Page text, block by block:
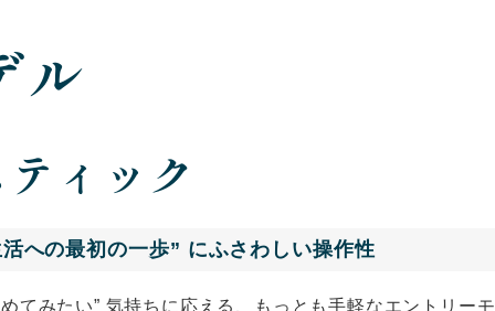
ル
ィック
への最初の一歩” にふさわしい操作性
てみたい” 気持ちに応える、もっとも手軽なエントリー